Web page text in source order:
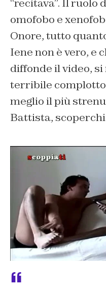
“recitava”. Il ruolo
omofobo e
Onore, tutto
Iene non è vero, e
diffonde il video,
terribile complotto
meglio il più
Battista,